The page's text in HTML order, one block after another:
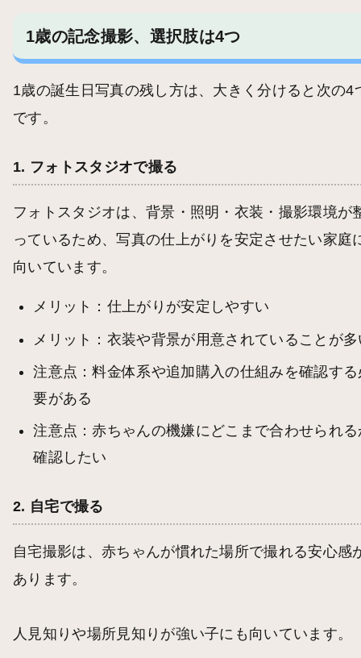
1歳の記念撮影、選択肢は4つ
1歳の誕生日写真の残し方は、大きく分けると次の4
です。
1. フォトスタジオで撮る
フォトスタジオは、背景・照明・衣装・撮影環境が
っているため、写真の仕上がりを安定させたい家庭
向いています。
メリット：仕上がりが安定しやすい
メリット：衣装や背景が用意されていることが多
注意点：料金体系や追加購入の仕組みを確認する
要がある
注意点：赤ちゃんの機嫌にどこまで合わせられる
確認したい
2. 自宅で撮る
自宅撮影は、赤ちゃんが慣れた場所で撮れる安心感
あります。
人見知りや場所見知りが強い子にも向いています。